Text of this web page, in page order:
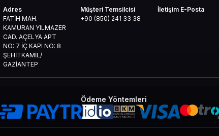
Adres
FATİH MAH.
KAMURAN YILMAZER
CAD. AÇELYA APT
NO: 7 İÇ KAPI NO: 8
ŞEHİTKAMİL/
GAZİANTEP
Müşteri Temsilcisi
+90 (850) 241 33 38
İletişim E-Posta
Ödeme Yöntemleri